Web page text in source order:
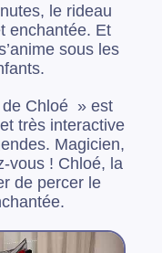
le rideau
enchantée. Et
sous les
de Chloé » est
très interactive
Magicien,
vous ! Chloé, la
de percer le